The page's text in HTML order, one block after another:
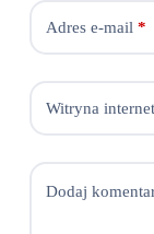
Adres e-mail *
Witryna
Dodaj